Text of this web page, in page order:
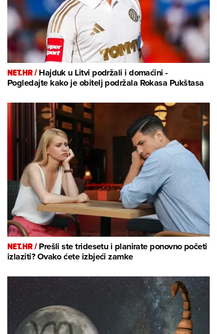
NET.HR /Hajduk u Litvi podržali i domaćini -
Pogledajte kako je obitelj podržala Rokasa Pukštasa
NET.HR /Prešli ste tridesetu i planirate ponovno početi
izlaziti? Ovako ćete izbjeći zamke